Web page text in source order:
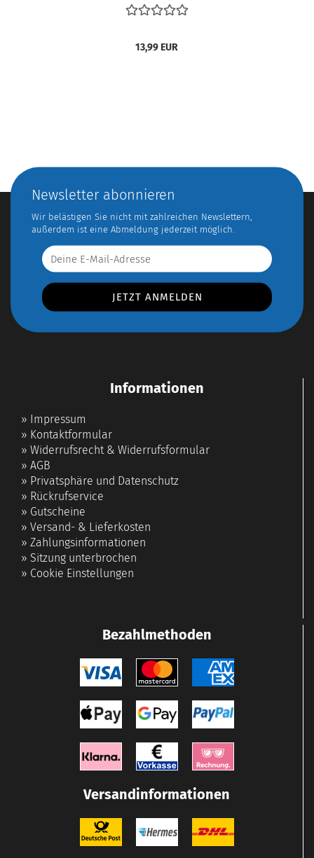
13,99 EUR
Newsletter abonnieren
Wir belästigen Sie nicht mit zahlreichen Newslettern,
außerdem ist eine Abmeldung jederzeit möglich.
Informationen
» Impressum
» Kontaktformular
» Widerrufsrecht & Widerrufsformular
» AGB
» Privatsphäre und Datenschutz
» Rückrufservice
» Gutscheine
» Versand- & Lieferkosten
» Zahlungsinformationen
» Sitzung unterbrochen
» Cookie Einstellungen
Bezahlmethoden
Versandinformationen